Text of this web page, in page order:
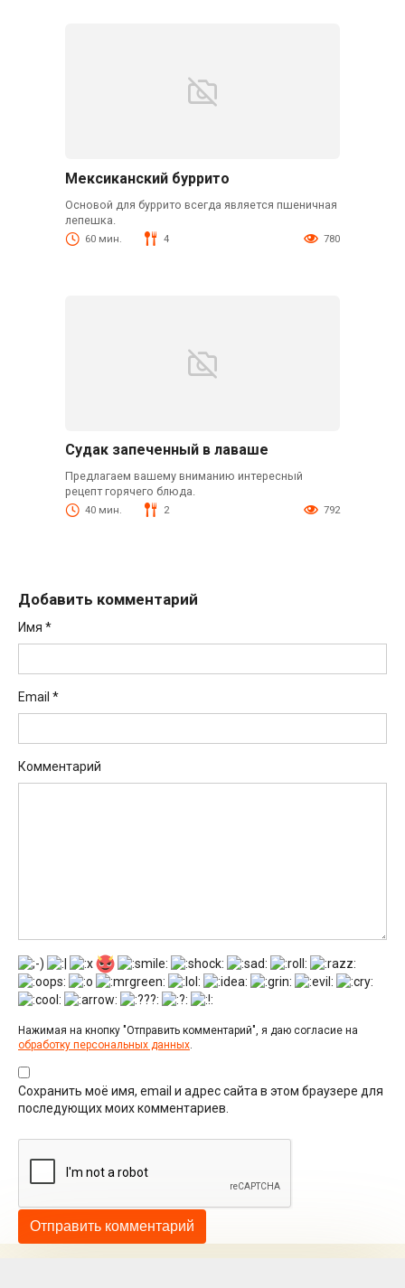
Мексиканский буррито
Основой для буррито всегда является пшеничная
лепешка.
60 мин. 4 780
Судак запеченный в лаваше
Предлагаем вашему вниманию интересный
рецепт горячего блюда.
40 мин. 2 792
Добавить комментарий
Имя *
Email *
Комментарий
Нажимая на кнопку "Отправить комментарий", я даю согласие на
обработку персональных данных.
Сохранить моё имя, email и адрес сайта в этом браузере для
последующих моих комментариев.